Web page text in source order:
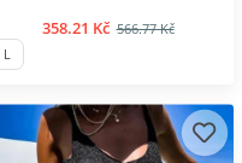
358.21 Kč 566.77 Kč
L